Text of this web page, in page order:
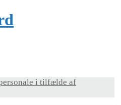
i tilfælde af